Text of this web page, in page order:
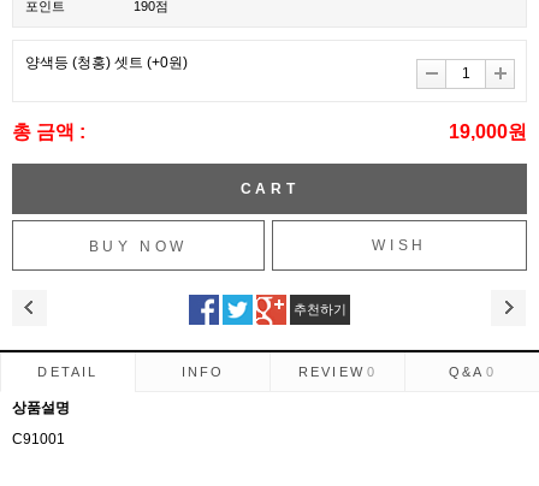
포인트 190점
양색등 (청홍) 셋트 (+0원)
총 금액 : 19,000원
WISH
추천하기